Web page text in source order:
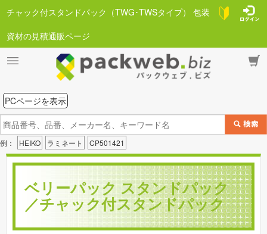
チャック付スタンドパック（TWG･TWSタイプ） 包装
資材の見積通販ページ
PCページを表示
例： HEIKO ラミネート CP501421
ベリーパック スタンドパック
／チャック付スタンドパック